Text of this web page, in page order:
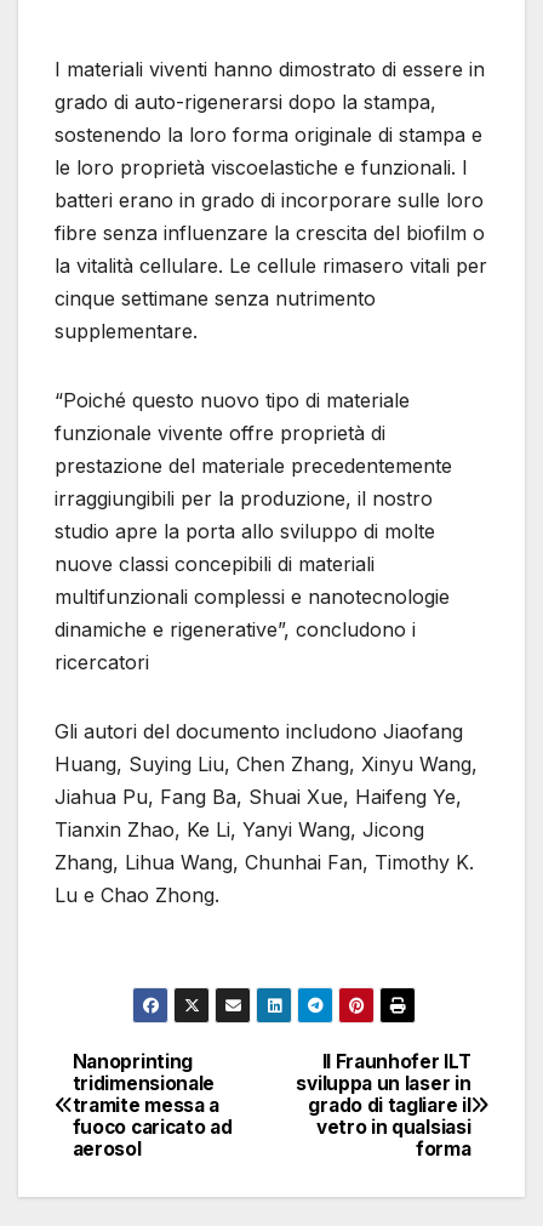
I materiali viventi hanno dimostrato di essere in
grado di auto-rigenerarsi dopo la stampa,
sostenendo la loro forma originale di stampa e
le loro proprietà viscoelastiche e funzionali. I
batteri erano in grado di incorporare sulle loro
fibre senza influenzare la crescita del biofilm o
la vitalità cellulare. Le cellule rimasero vitali per
cinque settimane senza nutrimento
supplementare.
“Poiché questo nuovo tipo di materiale
funzionale vivente offre proprietà di
prestazione del materiale precedentemente
irraggiungibili per la produzione, il nostro
studio apre la porta allo sviluppo di molte
nuove classi concepibili di materiali
multifunzionali complessi e nanotecnologie
dinamiche e rigenerative”, concludono i
ricercatori
Gli autori del documento includono Jiaofang
Huang, Suying Liu, Chen Zhang, Xinyu Wang,
Jiahua Pu, Fang Ba, Shuai Xue, Haifeng Ye,
Tianxin Zhao, Ke Li, Yanyi Wang, Jicong
Zhang, Lihua Wang, Chunhai Fan, Timothy K.
Lu e Chao Zhong.
Navigazione
articoli
Il Fraunhofer ILT
sviluppa un laser in
grado di tagliare il
vetro in qualsiasi
forma
Nanoprinting
tridimensionale
tramite messa a
fuoco caricato ad
aerosol